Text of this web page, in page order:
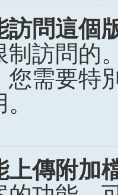
訪問這個
制訪問的
您需要特
上傳附加